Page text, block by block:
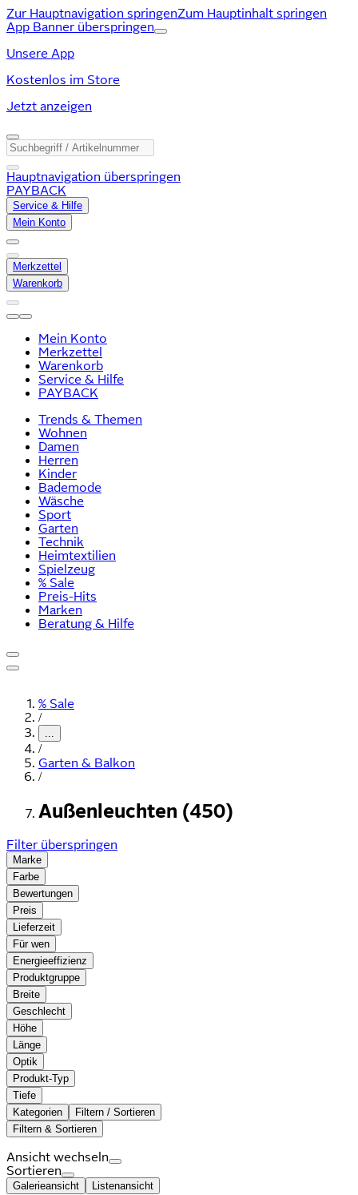
Zur Hauptnavigation springenZum Hauptinhalt springen
App Banner überspringen
Unsere App
Kostenlos im Store
Jetzt anzeigen
Hauptnavigation überspringen
PAYBACK
Service & Hilfe
Mein Konto
Merkzettel
Warenkorb
Mein Konto
Merkzettel
Warenkorb
Service & Hilfe
PAYBACK
Trends & Themen
Wohnen
Damen
Herren
Kinder
Bademode
Wäsche
Sport
Garten
Technik
Heimtextilien
Spielzeug
% Sale
Preis-Hits
Marken
Beratung & Hilfe
% Sale
/
...
/
Garten & Balkon
/
Außenleuchten (450)
Filter überspringen
Marke
Farbe
Bewertungen
Preis
Lieferzeit
Für wen
Energieeffizienz
Produktgruppe
Breite
Geschlecht
Höhe
Länge
Optik
Produkt-Typ
Tiefe
Kategorien
Filtern / Sortieren
Filtern & Sortieren
Ansicht wechseln
Sortieren
Galerieansicht Listenansicht